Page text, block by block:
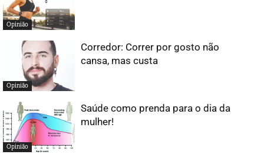
Opinião
Opinião
Corredor: Correr por gosto não
cansa, mas custa
Opinião
Saúde como prenda para o dia da
mulher!